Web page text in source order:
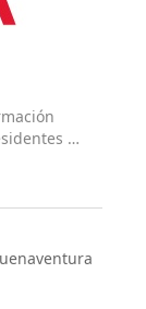
y
que
de la